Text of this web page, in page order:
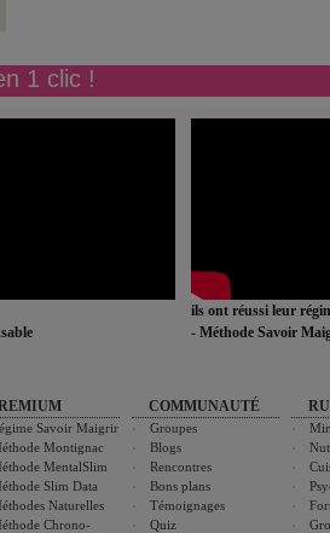
1 clic !
ils ont réussi leur
- Méthode Savoir
Savoir Maigrir
Montignac
MentalSlim
Slim Data
Naturelles
Chrono-
COMMUNAUTÉ
Groupes
Blogs
Rencontres
Bons plans
Témoignages
Quiz